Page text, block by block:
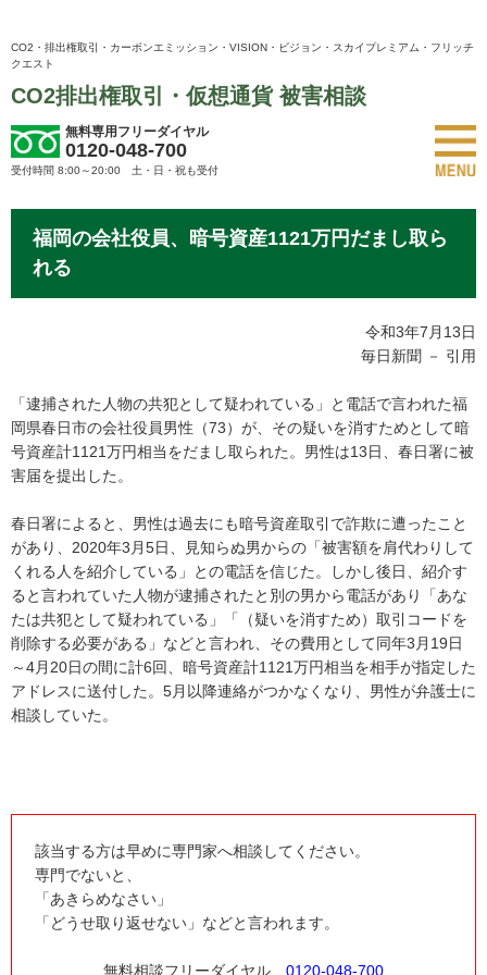
CO2・排出権取引・カーボンエミッション・VISION・ビジョン・スカイプレミアム・フリッチ
クエスト
CO2排出権取引・仮想通貨 被害相談
無料専用フリーダイヤル
0120-048-700
受付時間 8:00～20:00 土・日・祝も受付
福岡の会社役員、暗号資産1121万円だまし取ら
れる
令和3年7月13日
毎日新聞 － 引用
「逮捕された人物の共犯として疑われている」と電話で言われた福
岡県春日市の会社役員男性（73）が、その疑いを消すためとして暗
号資産計1121万円相当をだまし取られた。男性は13日、春日署に被
害届を提出した。
春日署によると、男性は過去にも暗号資産取引で詐欺に遭ったこと
があり、2020年3月5日、見知らぬ男からの「被害額を肩代わりして
くれる人を紹介している」との電話を信じた。しかし後日、紹介す
ると言われていた人物が逮捕されたと別の男から電話があり「あな
たは共犯として疑われている」「（疑いを消すため）取引コードを
削除する必要がある」などと言われ、その費用として同年3月19日
～4月20日の間に計6回、暗号資産計1121万円相当を相手が指定した
アドレスに送付した。5月以降連絡がつかなくなり、男性が弁護士に
相談していた。
該当する方は早めに専門家へ相談してください。
専門でないと、
「あきらめなさい」
「どうせ取り返せない」などと言われます。
無料相談フリーダイヤル 0120-048-700